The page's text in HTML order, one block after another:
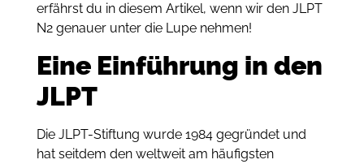
erfährst du in diesem Artikel, wenn wir den JLPT
N2 genauer unter die Lupe nehmen!
Eine Einführung in den
JLPT
Die JLPT-Stiftung wurde 1984 gegründet und
hat seitdem den weltweit am häufigsten